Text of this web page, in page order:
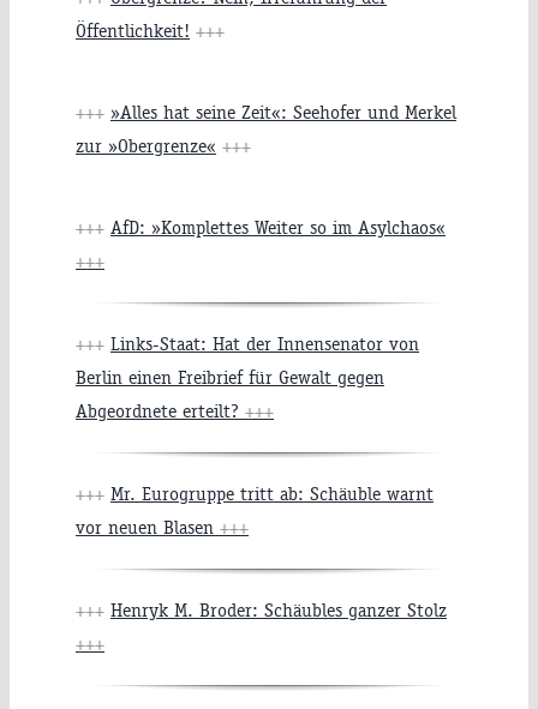
Öffentlichkeit! +++
+++ »Alles hat seine Zeit«: Seehofer und Merkel
zur »Obergrenze« +++
+++ AfD: »Komplettes Weiter so im Asylchaos«
+++
+++ Links-Staat: Hat der Innensenator von
Berlin einen Freibrief für Gewalt gegen
Abgeordnete erteilt? +++
+++ Mr. Eurogruppe tritt ab: Schäuble warnt
vor neuen Blasen +++
+++ Henryk M. Broder: Schäubles ganzer Stolz
+++